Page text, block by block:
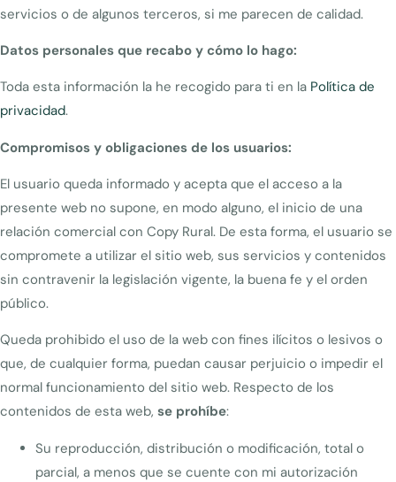
servicios o de algunos terceros, si me parecen de calidad.
Datos personales que recabo y cómo lo hago:
Toda esta información la he recogido para ti en la Política de
privacidad.
Compromisos y obligaciones de los usuarios:
El usuario queda informado y acepta que el acceso a la
presente web no supone, en modo alguno, el inicio de una
relación comercial con Copy Rural. De esta forma, el usuario se
compromete a utilizar el sitio web, sus servicios y contenidos
sin contravenir la legislación vigente, la buena fe y el orden
público.
Queda prohibido el uso de la web con fines ilícitos o lesivos o
que, de cualquier forma, puedan causar perjuicio o impedir el
normal funcionamiento del sitio web. Respecto de los
contenidos de esta web, se prohíbe:
Su reproducción, distribución o modificación, total o
parcial, a menos que se cuente con mi autorización